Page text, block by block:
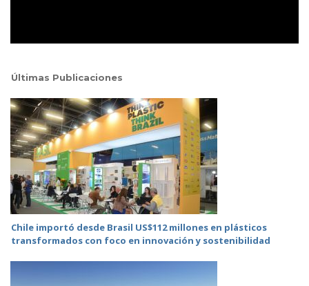
Últimas Publicaciones
Chile importó desde Brasil US$112 millones en plásticos
transformados con foco en innovación y sostenibilidad